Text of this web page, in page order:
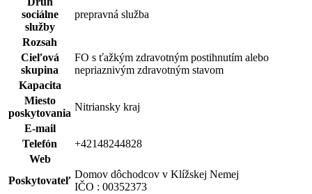
sociálne
služby
prepravná služba
Rozsah
Cieľová
skupina
FO s ťažkým zdravotným postihnutím alebo
nepriaznivým zdravotným stavom
Kapacita
Miesto
poskytovania
Nitriansky kraj
E-mail
Telefón
+42148244828
Web
Poskytovateľ
Domov dôchodcov v Klížskej Nemej
IČO : 00352373